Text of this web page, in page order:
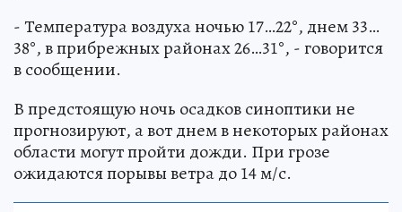
- Температура воздуха ночью 17…22°, днем 33…
38°, в прибрежных районах 26…31°, - говорится
в сообщении.
В предстоящую ночь осадков синоптики не
прогнозируют, а вот днем в некоторых районах
области могут пройти дожди. При грозе
ожидаются порывы ветра до 14 м/с.